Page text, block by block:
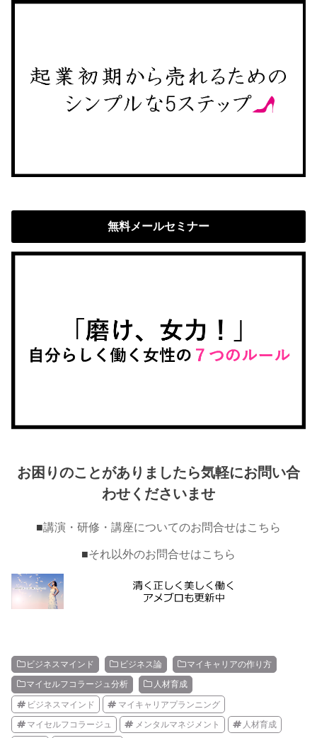
無料メールセミナー
お困りのことがありましたら気軽にお問い合
わせくださいませ
■講演・研修・講座についてのお問合せはこちら
■それ以外のお問合せはこちら
ビジネスマインド ビジネス論 マイキャリアの作り方
マイセルフコラージュ分析 人材育成
ビジネスマインド マイキャリアプランニング
マイセルフコラージュ メンタルマネジメント 人材育成